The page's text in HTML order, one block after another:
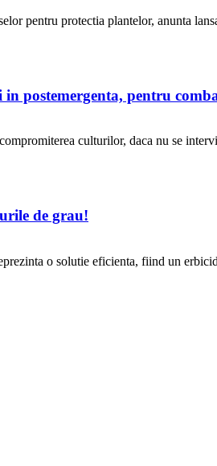
pentru protectia plantelor, anunta
postemergenta, pentru
culturilor, daca nu se
de grau!
o solutie eficienta, fiind un